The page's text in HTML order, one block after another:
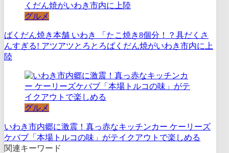
グルメ
ばくだん焼き本舗 いわき 「たこ焼き8個分！？具だくさ
んすぎる! アツアツとろとろばくだん焼がいわき市内に上
陸
グルメ
いわき市内郷に激震！真っ赤なキッチンカー ケーリーズ
ケバブ「本場トルコの味」がテイクアウトで楽しめる
関連キーワード